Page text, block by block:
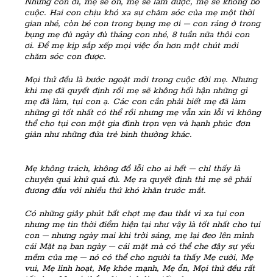
cuộc. Hai con chịu khó xa sự chăm sóc của mẹ một thời
gian nhé, còn bé con trong bụng mẹ ơi – con ráng ở trong
bụng mẹ đủ ngày đủ tháng con nhé, 8 tuần nữa thôi con
ơi. Để mẹ kịp sắp xếp mọi việc ổn hơn một chút mới
chăm sóc con được.
Mọi thứ đều là bước ngoặt mới trong cuộc đời mẹ. Nhưng
khi mẹ đã quyết định rồi mẹ sẽ không hối hận những gì
mẹ đã làm, tụi con ạ. Các con cần phải biết mẹ đã làm
những gì tốt nhất có thể rồi nhưng mẹ vẫn xin lỗi vì không
thể cho tụi con một gia đình trọn vẹn và hạnh phúc đơn
giản như những đứa trẻ bình thường khác.
Mẹ không trách, không đổ lỗi cho ai hết – chỉ thấy là
chuyện quá khứ quá đủ. Mẹ ra quyết định thì mẹ sẽ phải
đương đầu với nhiều thứ khó khăn trước mắt.
Có những giây phút bất chợt mẹ đau thắt vì xa tụi con
nhưng mẹ tin thời điểm hiện tại như vậy là tốt nhất cho tụi
con – nhưng ngày mai khi trời sáng, mẹ lại đeo lên mình
cái Mặt nạ ban ngày – cái mặt mà có thể che đậy sự yếu
mềm của mẹ – nó có thể cho người ta thấy Mẹ cười, Mẹ
vui, Mẹ linh hoạt, Mẹ khỏe mạnh, Mẹ ổn, Mọi thứ đều rất